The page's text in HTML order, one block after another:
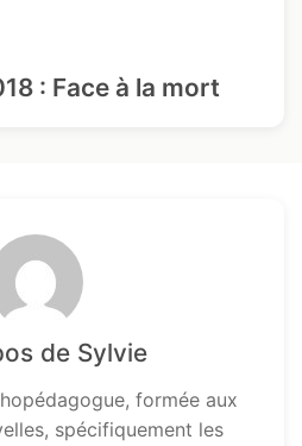
: Face à la mort
de Sylvie
formée aux
spécifiquement les